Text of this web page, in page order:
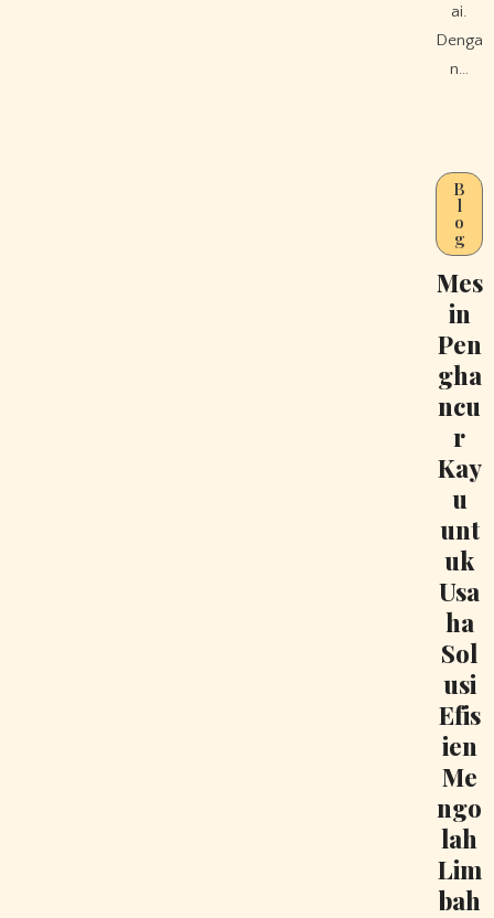
ai.
Denga
n…
B
l
o
g
Mes
in
Pen
gha
ncu
r
Kay
u
unt
uk
Usa
ha
Sol
usi
Efis
ien
Me
ngo
lah
Lim
bah